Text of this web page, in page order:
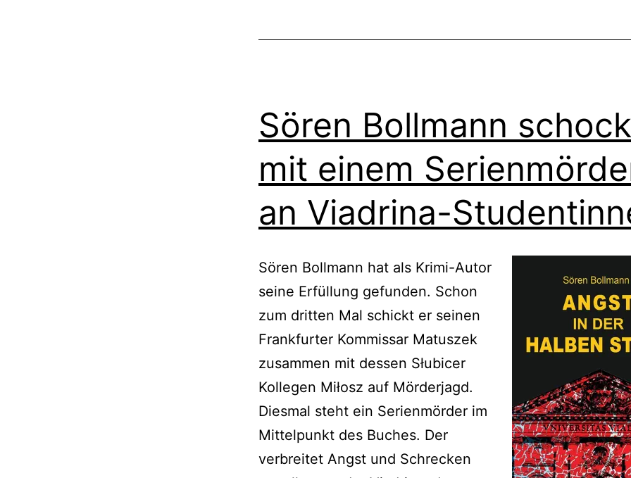
Sören Bollmann
mit einem
an Viadrina-
Sören Bollmann hat als Krimi-Autor
seine Erfüllung gefunden. Schon
zum dritten Mal schickt er seinen
Frankfurter Kommissar Matuszek
zusammen mit dessen Słubicer
Kollegen Miłosz auf Mörderjagd.
Diesmal steht ein Serienmörder im
Mittelpunkt des Buches. Der
verbreitet Angst und Schrecken